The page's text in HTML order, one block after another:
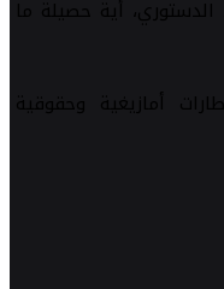
أية حصيلة ما
أمازيغية وحقوقية